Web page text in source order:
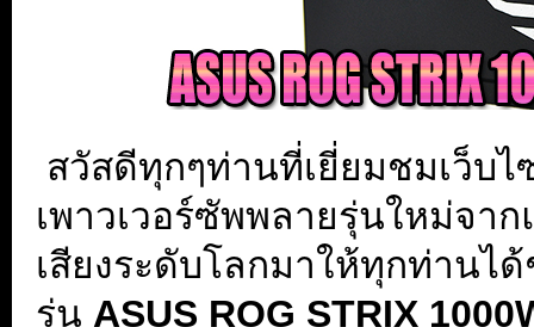
สวัสดีทุกๆท่านที่เยี่ยมชมเว็บ
เพาวเวอร์ซัพพลายรุ่นใหม่จา
เสียงระดับโลกมาให้ทุกท่านไ
รุ่น ASUS ROG STRIX